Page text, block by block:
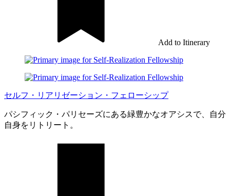
Add to Itinerary
セルフ・リアリゼーション・フェローシップ
パシフィック・パリセーズにある緑豊かなオアシスで、自分
自身をリトリート。